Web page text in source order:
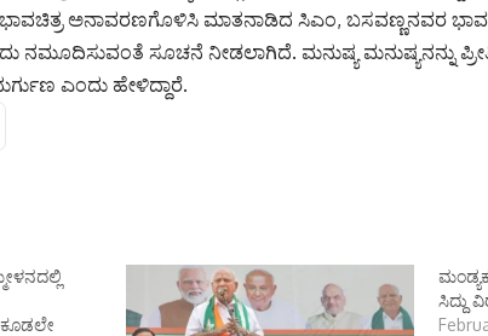
ಅನಾವರಣಗೊಳಿಸಿ ಮಾತನಾಡಿದ ಸಿಎಂ, ಬಸವಣ್ಣನವರ
ನಮೂದಿಸುವಂತೆ ಸೂಚನೆ ನೀಡಲಾಗಿದೆ. ಮನುಷ್ಯ ಮನುಷ್ಯನನ್ನು
ಎಂದು ಹೇಳಿದ್ದಾರೆ.
ಕೂಡಲೇ
ಸಿದ್ದು